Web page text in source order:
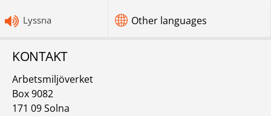
Lyssna Other languages
KONTAKT
Arbetsmiljöverket
Box 9082
171 09 Solna